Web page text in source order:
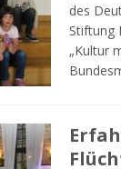
des
Stiftung
„Kultur